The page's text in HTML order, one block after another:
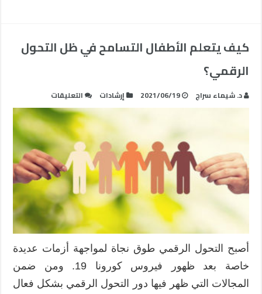
كيف يتعلم الأطفال التسامح في ظل التحول
الرقمي؟
د. شيماء سراج 2021/06/19 إرشادات التعليقات
كيف
يتعلم
الأطفال
التسامح
في
ظل
التحول
الرقمي؟
مغلقة
أصبح التحول الرقمي طوق نجاة لمواجهة أزمات عديدة
خاصة بعد ظهور فيروس كورونا 19. ومن ضمن
المجالات التي ظهر فيها دور التحول الرقمي بشكل فعال